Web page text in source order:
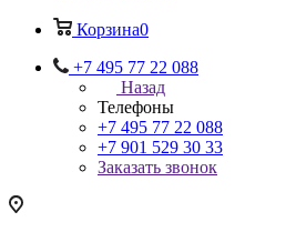
Корзина0
+7 495 77 22 088
Назад
Телефоны
+7 495 77 22 088
+7 901 529 30 33
Заказать звонок